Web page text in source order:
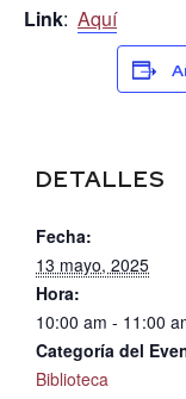
Link: Aquí
DETALLES
Fecha:
13 mayo, 2025
Hora:
10:00 am - 11:00
Categoría del
Biblioteca